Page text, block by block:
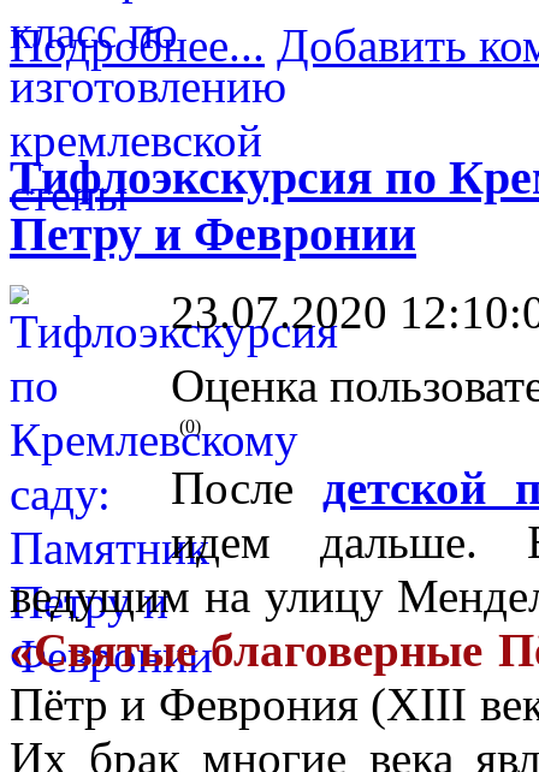
Подробнее... Добавить
Тифлоэкскурсия по
Петру и Февронии
23.07.2020
Оценка
(0)
После детской
идем дальше.
ведущим на улицу
«Святые благоверные
Пётр и Феврония (XIII
Их брак многие века